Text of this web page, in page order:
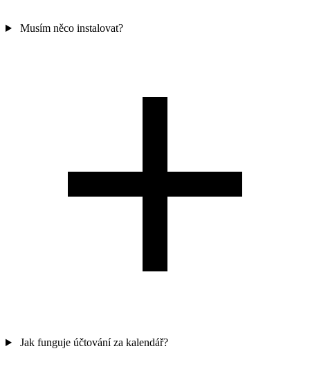
Musím něco instalovat?
Jak funguje účtování za kalendář?